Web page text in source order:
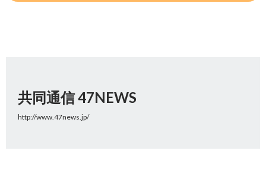
共同通信 47NEWS
http://www.47news.jp/